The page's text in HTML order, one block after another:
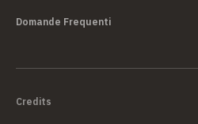
Domande Frequenti
Credits